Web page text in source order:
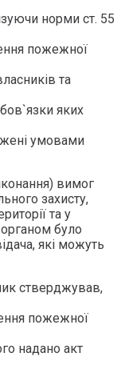
норми ст. 55
пожежної
та
яких
умовами
вимог
захисту,
та у
було
які можуть
стверджував,
пожежної
надано акт